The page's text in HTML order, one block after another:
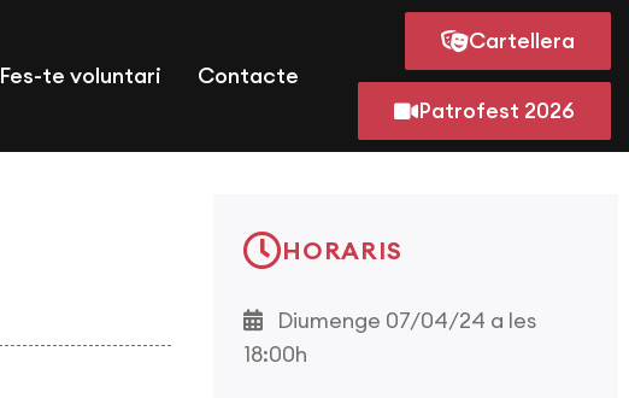
Fes-te voluntari Contacte
Cartellera
Patrofest 2026
HORARIS
Diumenge 07/04/24 a les
18:00h